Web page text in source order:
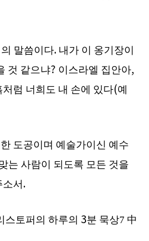
말씀이다. 내가 이 옹기장이
것 같으냐? 이스라엘 집안아,
럼 너희도 내 손에 있다(예
도공이며 예술가이신 예수
는 사람이 되도록 모든 것을
서 .
스토퍼의 하루의 3분 묵상7 中